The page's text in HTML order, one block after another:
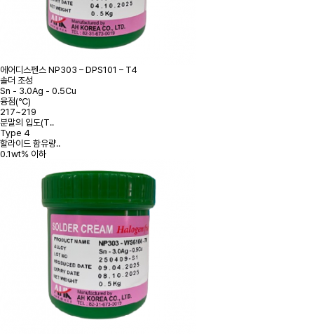
에어디스펜스 NP303 – DPS101 – T4
솔더 조성
Sn - 3.0Ag - 0.5Cu
융점(℃)
217~219
분말의 입도(T..
Type 4
할라이드 함유량..
0.1wt% 이하